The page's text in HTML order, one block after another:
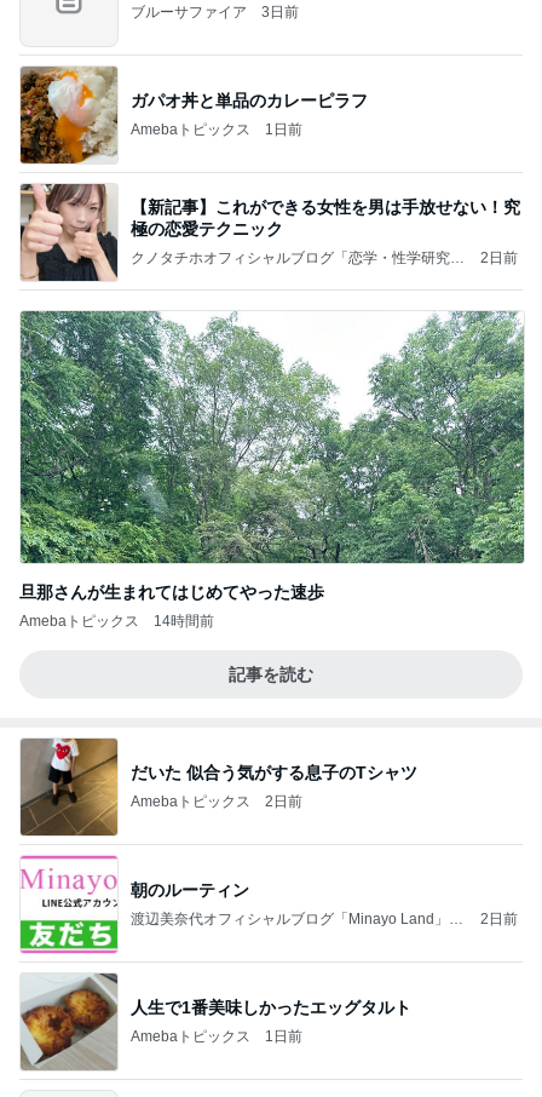
ブルーサファイア 3日前
ガパオ丼と単品のカレーピラフ
Amebaトピックス 1日前
【新記事】これができる女性を男は手放せない！究
極の恋愛テクニック
クノタチホオフィシャルブログ「恋学・性学研究
2日前
旦那さんが生まれてはじめてやった速歩
Amebaトピックス 14時間前
記事を読む
だいた 似合う気がする息子のTシャツ
Amebaトピックス 2日前
朝のルーティン
渡辺美奈代オフィシャルブログ「Minayo Land」P
2日前
人生で1番美味しかったエッグタルト
Amebaトピックス 1日前